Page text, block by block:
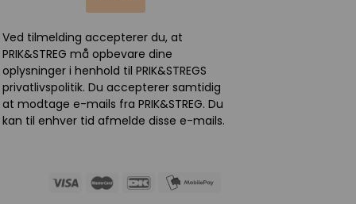
Ved tilmelding accepterer du, at
PRIK&STREG må opbevare dine
oplysninger i henhold til PRIK&STREGS
privatlivspolitik. Du accepterer samtidig
at modtage e-mails fra PRIK&STREG. Du
kan til enhver tid afmelde disse e-mails.